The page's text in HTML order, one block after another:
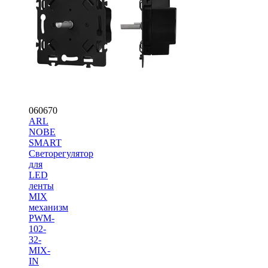
060670
ARL
NOBE
SMART
Светорегулятор
для
LED
ленты
MIX
механизм
PWM-
102-
32-
MIX-
IN